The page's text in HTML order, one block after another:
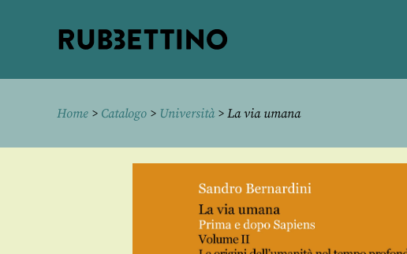
Home > Catalogo > Università> La via umana